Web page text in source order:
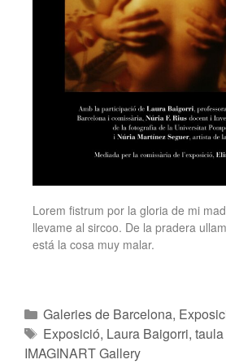
Lorem fistrum por la gloria de mi
llevame al sircoo. De la pradera
está la cosa muy malar.
Galeries de Barcelona,
Exposició, Laura Baigorri,
IMAGINART Gallery